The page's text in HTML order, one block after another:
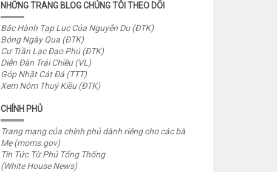
NHỮNG TRANG BLOG CHÚNG TÔI THEO DÕI
Bắc Hành Tạp Lục Của Nguyễn Du (ĐTK)
Bóng Ngày Qua (ĐTK)
Cư Trần Lạc Đạo Phú (ĐTK)
Diễn Đàn Trái Chiều (VL)
Góp Nhặt Cát Đá (TTT)
Xem Nôm Thuý Kiều (ĐTK)
CHÍNH PHỦ
Trang mạng của chính phủ dành riêng cho các bà
Mẹ (moms.gov)
Tin Tức Từ Phủ Tổng Thống
(White House News)